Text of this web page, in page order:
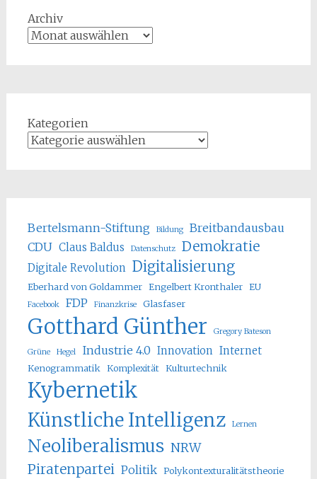
Archiv
Kategorien
Bertelsmann-Stiftung Bildung
Breitbandausbau
CDU Claus Baldus Datenschutz Demokratie
Digitale Revolution Digitalisierung
Eberhard von Goldammer Engelbert Kronthaler EU
Facebook FDP Finanzkrise Glasfaser
Gotthard Günther Gregory Bateson
Grüne Hegel Industrie 4.0 Innovation Internet
Kenogrammatik Komplexität Kulturtechnik
Kybernetik
Künstliche Intelligenz Lernen
Neoliberalismus NRW
Piratenpartei Politik Polykontexturalitätstheorie